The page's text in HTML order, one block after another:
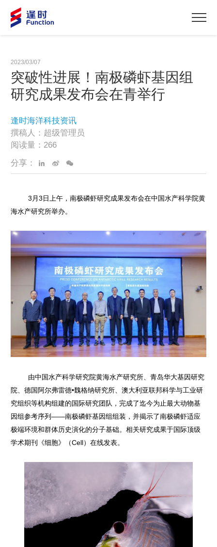
2023/03/07
突破性进展！南极磷虾基因组
研究成果发布会在青举行
逢时海洋科技资讯
撰稿人：超级管理员
阅读量：266
分享：
3月3日上午，南极磷虾研究成果发布会在中国水产科学院黄
海水产研究所举办。
由中国水产科学研究院黄海水产研究所、青岛华大基因研究
院、德国阿尔弗雷德•魏格纳研究所、澳大利亚联邦科学与工业研
究组织等机构组建的国际研究团队，完成了迄今为止最大动物基
因组参考序列——南极磷虾基因组组装，并揭示了南极磷虾适应
极端环境和群体历史演化的分子基础。相关研究成果于国际顶级
学术期刊《细胞》（Cell）在线发表。